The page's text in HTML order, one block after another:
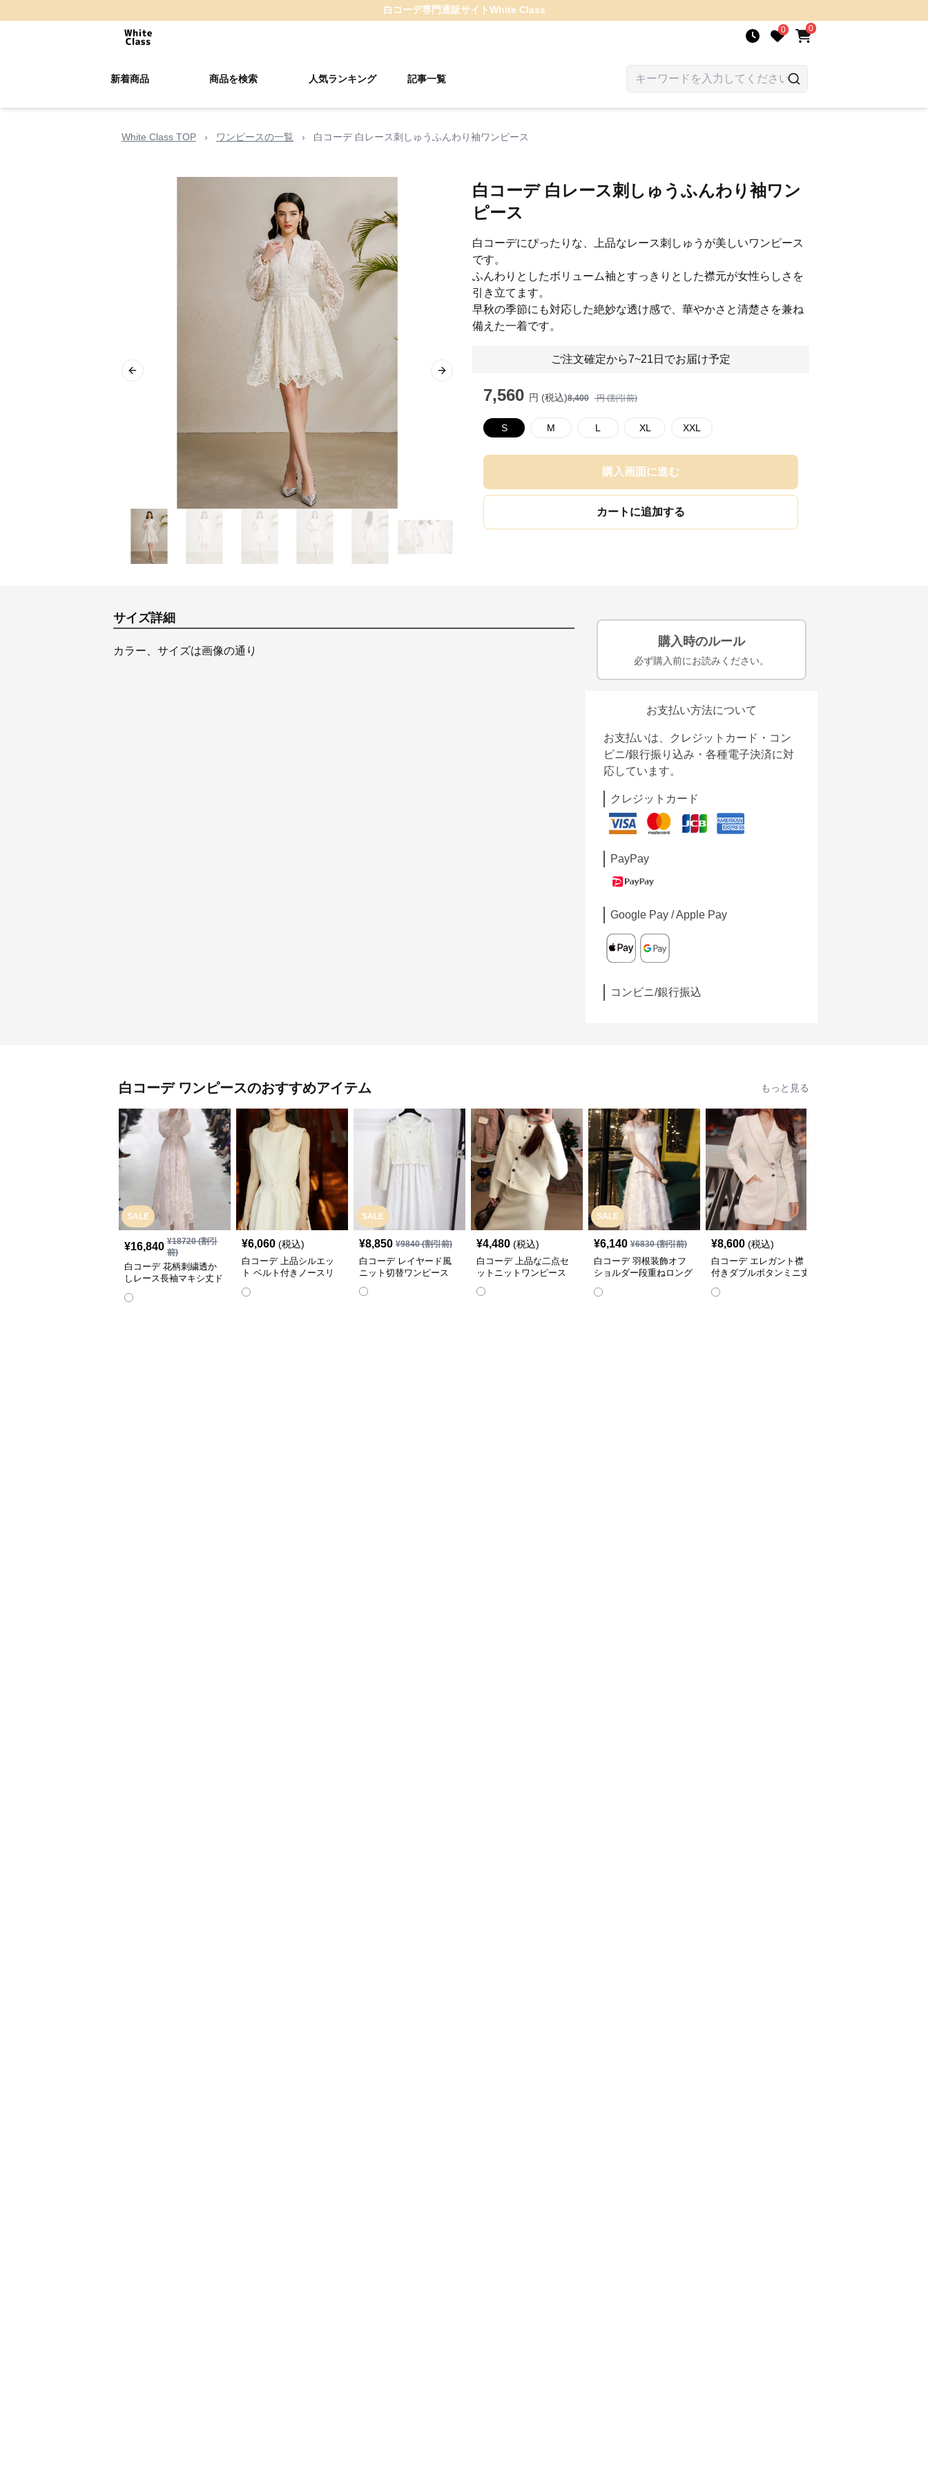
白コーデ専門通販サイトWhite Class
0 0
新着商品 商品を検索 人気ランキング 記事一覧
White Class TOP › ワンピースの一覧 › 白コーデ 白レース刺しゅうふんわり袖ワンピース
Previous slide Next slide
白コーデ 白レース刺しゅうふんわり袖ワン
ピース
白コーデにぴったりな、上品なレース刺しゅうが美しいワンピース
です。
ふんわりとしたボリューム袖とすっきりとした襟元が女性らしさを
引き立てます。
早秋の季節にも対応した絶妙な透け感で、華やかさと清楚さを兼ね
備えた一着です。
ご注文確定から7~21日でお届け予定
7,560 円 (税込)8,400 円 (割引前)
S M L XL XXL
購入画面に進む
カートに追加する
サイズ詳細
カラー、サイズは画像の通り
購入時のルール
必ず購入前にお読みください。
お支払い方法について
お支払いは、クレジットカード・コン
ビニ/銀行振り込み・各種電子決済に対
応しています。
クレジットカード
PayPay
Google Pay / Apple Pay
コンビニ/銀行振込
白コーデ ワンピースのおすすめアイテム もっと見る
SALE
¥16,840 ¥18720(割引
前)
白コーデ 花柄刺繍透か
しレース長袖マキシ丈ド
¥6,060 (税込)
白コーデ 上品シルエッ
ト ベルト付きノースリ
SALE
¥8,850 ¥9840(割引前)
白コーデ レイヤード風
ニット切替ワンピース
¥4,480 (税込)
白コーデ 上品な二点セ
ットニットワンピース
SALE
¥6,140 ¥6830(割引前)
白コーデ 羽根装飾オフ
ショルダー段重ねロング
¥8,600 (税込)
白コーデ エレガント襟
付きダブルボタンミニ丈